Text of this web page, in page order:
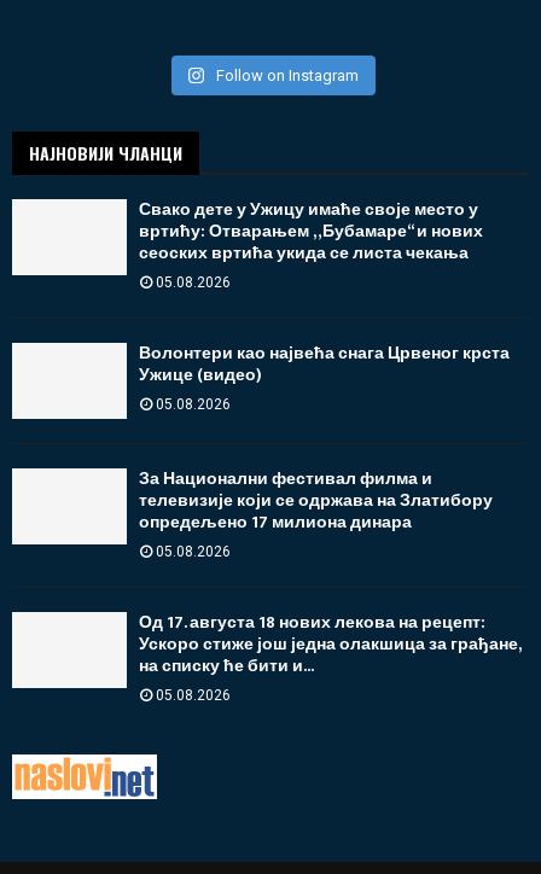
Follow on Instagram
НАЈНОВИЈИ ЧЛАНЦИ
Свако дете у Ужицу имаће своје место у
вртићу: Отварањем „Бубамаре“ и нових
сеоских вртића укида се листа чекања
05.08.2026
Волонтери као највећа снага Црвеног крста
Ужице (видео)
05.08.2026
За Национални фестивал филма и
телевизије који се одржава на Златибору
опредељено 17 милиона динара
05.08.2026
Од 17. августа 18 нових лекова на рецепт:
Ускоро стиже још једна олакшица за грађане,
на списку ће бити и...
05.08.2026